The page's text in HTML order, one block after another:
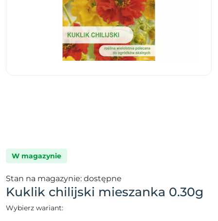
W magazynie
Stan na magazynie: dostępne
Kuklik chilijski mieszanka 0.30g
Wybierz wariant: